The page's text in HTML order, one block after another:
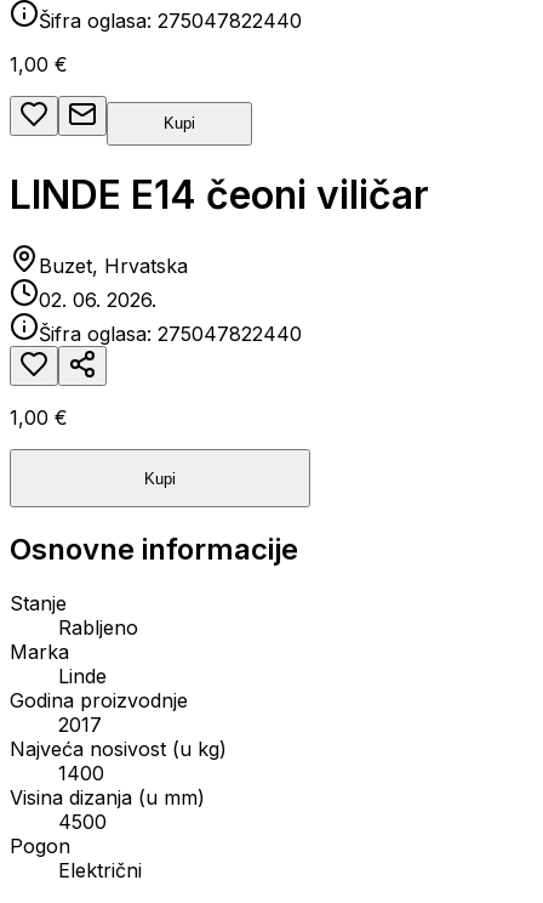
Šifra oglasa: 275047822440
1,00 €
Kupi
LINDE E14 čeoni viličar
Buzet, Hrvatska
02. 06. 2026.
Šifra oglasa: 275047822440
1,00 €
Kupi
Osnovne informacije
Stanje
Rabljeno
Marka
Linde
Godina proizvodnje
2017
Najveća nosivost (u kg)
1400
Visina dizanja (u mm)
4500
Pogon
Električni